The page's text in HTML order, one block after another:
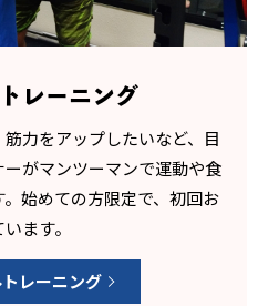
レーニング
力をアップしたいなど、目
ーがマンツーマンで運動や食
始めての方限定で、初回お
ます。
レーニング